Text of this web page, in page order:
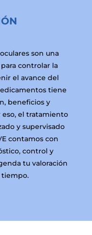
son una
controlar la
el avance del
tiene
beneficios y
eso, el tratamiento
y supervisado
contamos con
control y
tu valoración
tiempo.